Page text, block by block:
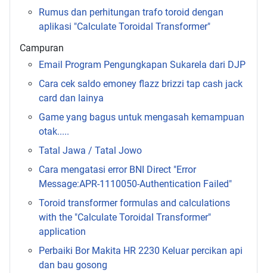
Rumus dan perhitungan trafo toroid dengan
aplikasi "Calculate Toroidal Transformer"
Campuran
Email Program Pengungkapan Sukarela dari DJP
Cara cek saldo emoney flazz brizzi tap cash jack
card dan lainya
Game yang bagus untuk mengasah kemampuan
otak.....
Tatal Jawa / Tatal Jowo
Cara mengatasi error BNI Direct "Error
Message:APR-1110050-Authentication Failed"
Toroid transformer formulas and calculations
with the "Calculate Toroidal Transformer"
application
Perbaiki Bor Makita HR 2230 Keluar percikan api
dan bau gosong